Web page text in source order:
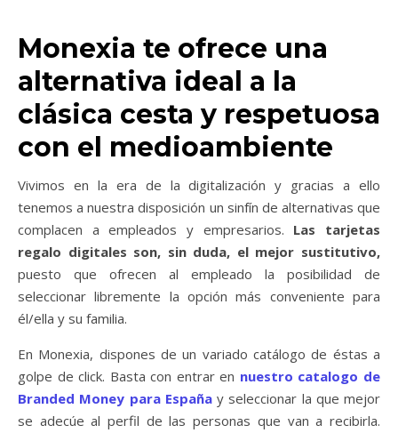
Monexia te ofrece una
alternativa ideal a la
clásica cesta y respetuosa
con el medioambiente
Vivimos en la era de la digitalización y gracias a ello
tenemos a nuestra disposición un sinfín de alternativas que
complacen a empleados y empresarios. Las tarjetas
regalo digitales son, sin duda, el mejor sustitutivo,
puesto que ofrecen al empleado la posibilidad de
seleccionar libremente la opción más conveniente para
él/ella y su familia.
En Monexia, dispones de un variado catálogo de éstas a
golpe de click. Basta con entrar en nuestro catalogo de
Branded Money para Españay seleccionar la que mejor
se adecúe al perfil de las personas que van a recibirla.